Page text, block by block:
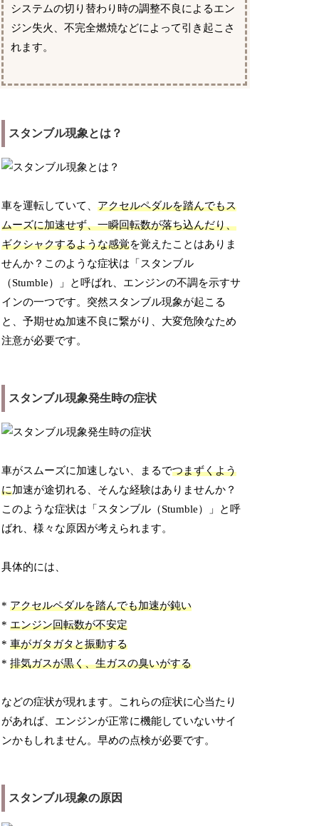
システムの切り替わり時の調整不良によるエン
ジン失火、不完全燃焼などによって引き起こさ
れます。
スタンブル現象とは？
車を運転していて、アクセルペダルを踏んでもス
ムーズに加速せず、一瞬回転数が落ち込んだり、
ギクシャクするような感覚を覚えたことはありま
せんか？このような症状は「スタンブル
（Stumble）」と呼ばれ、エンジンの不調を示すサ
インの一つです。突然スタンブル現象が起こる
と、予期せぬ加速不良に繋がり、大変危険なため
注意が必要です。
スタンブル現象発生時の症状
車がスムーズに加速しない、まるでつまずくよう
に加速が途切れる、そんな経験はありませんか？
このような症状は「スタンブル（Stumble）」と呼
ばれ、様々な原因が考えられます。
具体的には、
*アクセルペダルを踏んでも加速が鈍い
*エンジン回転数が不安定
*車がガタガタと振動する
*排気ガスが黒く、生ガスの臭いがする
などの症状が現れます。これらの症状に心当たり
があれば、エンジンが正常に機能していないサイ
ンかもしれません。早めの点検が必要です。
スタンブル現象の原因